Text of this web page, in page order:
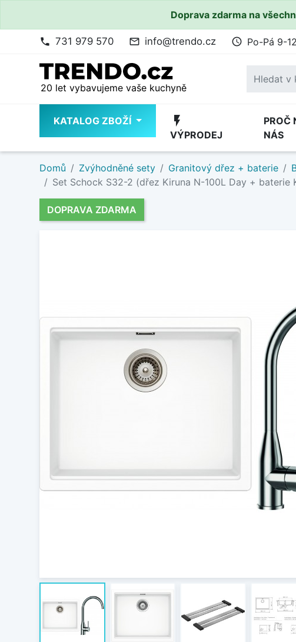
Doprava zdarma na
phone 731 979 570 mail_outline info@trendo.cz access_time Po-Pá 9-
20 let vybavujeme vaše kuchyně
KATALOG ZBOŽÍ flash_on
VÝPRODEJ
PROČ
NÁS
Domů Zvýhodněné sety Granitový dřez + baterie
Set Schock S32-2 (dřez Kiruna N-100L Day + baterie
DOPRAVA ZDARMA